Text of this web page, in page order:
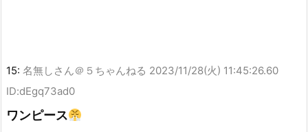
15: 名無しさん＠５ちゃんねる 2023/11/28(火) 11:45:26.60
ID:dEgq73ad0
ワンピース